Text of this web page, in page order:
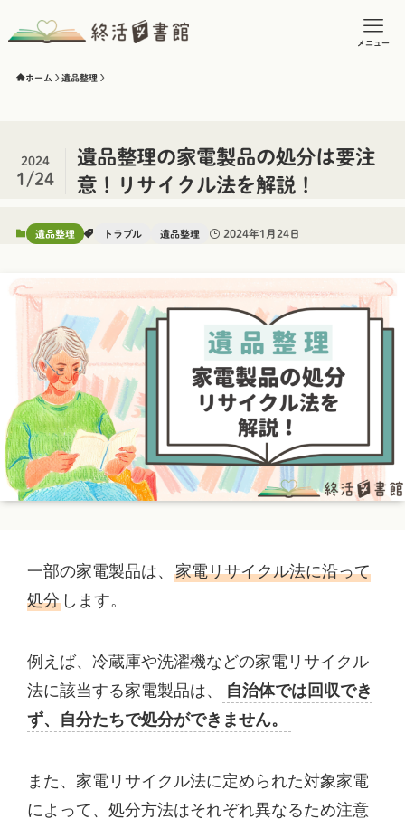
メニュー
ホーム 遺品整理
遺品整理の家電製品の処分は要注
意！リサイクル法を解説！
2024
1/24
遺品整理 トラブル 遺品整理 2024年1月24日
一部の家電製品は、 家電リサイクル法に沿って
処分 します。
例えば、冷蔵庫や洗濯機などの家電リサイクル
法に該当する家電製品は、
自治体では回収でき
ず、自分たちで処分ができません。
また、家電リサイクル法に定められた対象家電
によって、処分方法はそれぞれ異なるため注意